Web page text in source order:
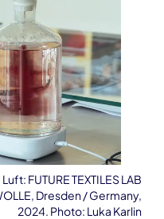
FUTURE TEXTILES LAB
Dresden / Germany,
2024. Photo: Luka Karlin